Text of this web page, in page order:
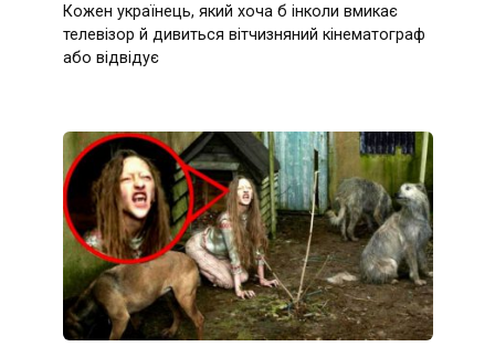
Кожен українець, який хоча б інколи вмикає
телевізор й дивиться вітчизняний кінематограф
або відвідує